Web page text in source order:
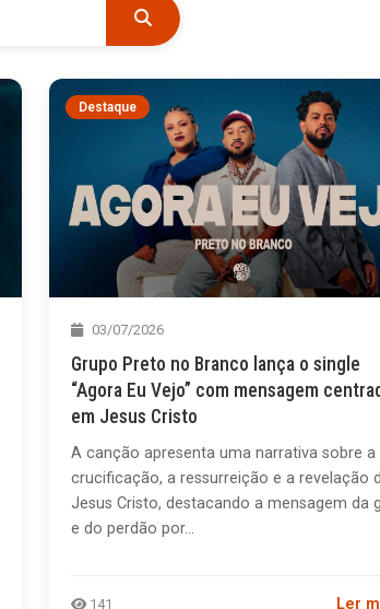
Destaque
03/07/2026
Grupo Preto no Branco lança o single
“Agora Eu Vejo” com mensagem
em Jesus Cristo
A canção apresenta uma narrativa sobre a
crucificação, a ressurreição e a revelação
Jesus Cristo, destacando a mensagem da
e do perdão por...
141 Ler